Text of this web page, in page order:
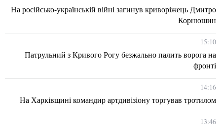
На російсько-українській війні загинув криворіжець Дмитро
Корнюшин
15:10
Патрульний з Кривого Рогу безжально палить ворога на
фронті
14:16
На Харківщині командир артдивізіону торгував тротилом
13:46